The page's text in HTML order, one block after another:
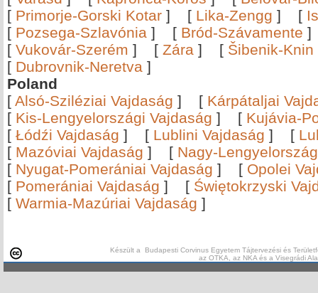
[ Primorje-Gorski Kotar ] [ Lika-Zengg ] [
[ Pozsega-Szlavónia ] [ Bród-Szávamente
[ Vukovár-Szerém ] [ Zára ] [ Šibenik-Knin
[ Dubrovnik-Neretva ]
Poland
[ Alsó-Sziléziai Vajdaság ] [ Kárpátaljai
[ Kis-Lengyelországi Vajdaság ] [ Kujávia-
[ Łódźi Vajdaság ] [ Lublini Vajdaság ] [
[ Mazóviai Vajdaság ] [ Nagy-
[ Nyugat-Pomerániai Vajdaság ] [ Opolei
[ Pomerániai Vajdaság ] [ Świętokrzyski
[ Warmia-Mazúriai Vajdaság ]
Készült a Budapesti Corvinus Egyetem Tájtervezési és
az OTKA, az NKA és a Visegrádi